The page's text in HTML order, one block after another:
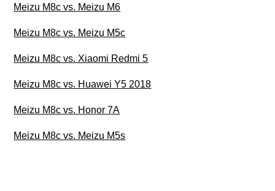
Meizu M8c vs. Meizu M6
Meizu M8c vs. Meizu M5c
Meizu M8c vs. Xiaomi Redmi 5
Meizu M8c vs. Huawei Y5 2018
Meizu M8c vs. Honor 7A
Meizu M8c vs. Meizu M5s